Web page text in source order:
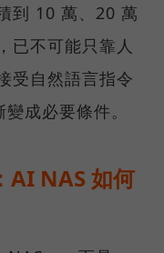
到 10 萬、20 萬
已不可能只靠人
受自然語言指令
成必要條件。
AI NAS 如何